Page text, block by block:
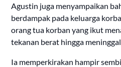
Agustin juga menyampaikan
berdampak pada keluarga
orang tua korban yang ikut
tekanan berat hingga
Ia memperkirakan hampir